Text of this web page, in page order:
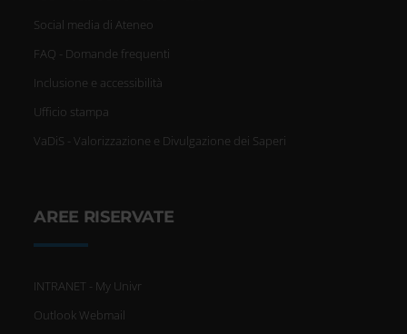
Social media di Ateneo
FAQ - Domande frequenti
Inclusione e accessibilità
Ufficio stampa
VaDiS - Valorizzazione e Divulgazione dei Saperi
AREE RISERVATE
INTRANET - My Univr
Outlook Webmail